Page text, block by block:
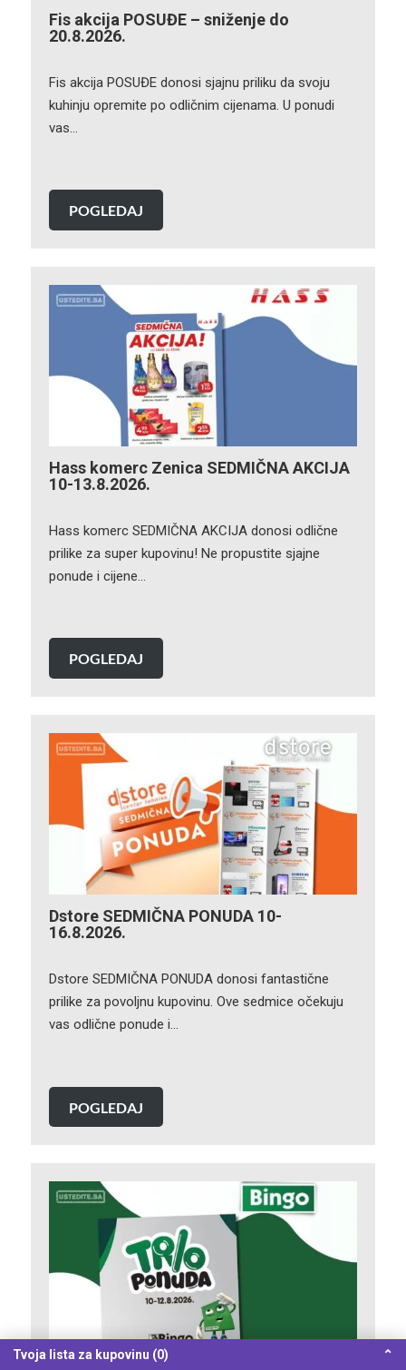
Fis akcija POSUĐE – sniženje do
20.8.2026.
Fis akcija POSUĐE donosi sjajnu priliku da svoju
kuhinju opremite po odličnim cijenama. U ponudi
vas…
POGLEDAJ
Hass komerc Zenica SEDMIČNA AKCIJA
10-13.8.2026.
Hass komerc SEDMIČNA AKCIJA donosi odlične
prilike za super kupovinu! Ne propustite sjajne
ponude i cijene…
POGLEDAJ
Dstore SEDMIČNA PONUDA 10-
16.8.2026.
Dstore SEDMIČNA PONUDA donosi fantastične
prilike za povoljnu kupovinu. Ove sedmice očekuju
vas odlične ponude i…
POGLEDAJ
Bingo TRIO PONUDA 10-12.8.2026.
Tvoja lista za kupovinu (0) ⌃